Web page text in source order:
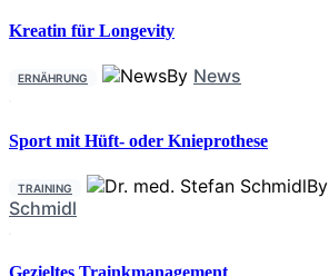
Kreatin für Longevity
ERNÄHRUNG By News
Sport mit Hüft- oder Knieprothese
TRAINING By
Schmidl